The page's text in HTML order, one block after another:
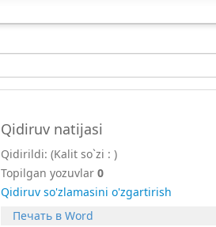
Qidiruv natijasi
Qidirildi: (Kalit so`zi : )
Topilgan yozuvlar 0
Qidiruv so'zlamasini o'zgartirish
Печать в Word